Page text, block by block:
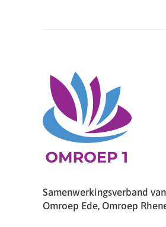
Samenwerkingsverband
Omroep Ede, Omroep